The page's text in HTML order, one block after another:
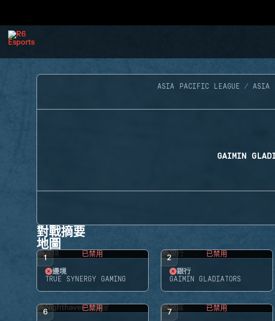
ASIA PACIFIC LEAGUE ASIA
GAIMIN
對戰摘要
地圖
1 已禁用
邊境
TRUE SYNERGY GAMING
2 已禁用
銀行
GAIMIN GLADIATORS
6 已禁用 7 已禁用